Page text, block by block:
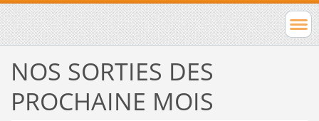
NOS SORTIES DES
PROCHAINE MOIS